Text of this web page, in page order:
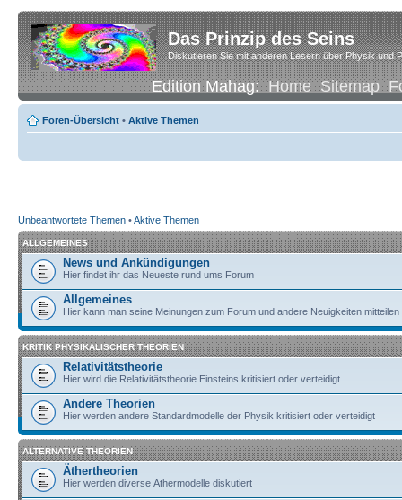
Das Prinzip des Seins
Diskutieren Sie mit anderen Lesern über Physik und
Edition Mahag:Home Sitemap
Foren-Übersicht • Aktive Themen
Unbeantwortete Themen •Aktive Themen
ALLGEMEINES
News und Ankündigungen
Hier findet ihr das Neueste rund ums Forum
Allgemeines
Hier kann man seine Meinungen zum Forum und andere Neuigkeiten mitteilen
KRITIK PHYSIKALISCHER THEORIEN
Relativitätstheorie
Hier wird die Relativitätstheorie Einsteins kritisiert oder verteidigt
Andere Theorien
Hier werden andere Standardmodelle der Physik kritisiert oder verteidigt
ALTERNATIVE THEORIEN
Äthertheorien
Hier werden diverse Äthermodelle diskutiert